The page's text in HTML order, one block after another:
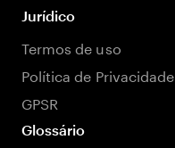
Jurídico
Termos de uso
Política de Privacidade
GPSR
Glossário